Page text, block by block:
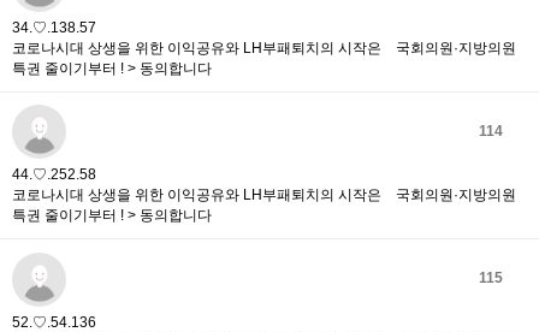
34.♡.138.57
코로나시대 상생을 위한 이익공유와 LH부패퇴치의 시작은 국회의원·지방의원
특권 줄이기부터 ! > 동의합니다
114
44.♡.252.58
코로나시대 상생을 위한 이익공유와 LH부패퇴치의 시작은 국회의원·지방의원
특권 줄이기부터 ! > 동의합니다
115
52.♡.54.136